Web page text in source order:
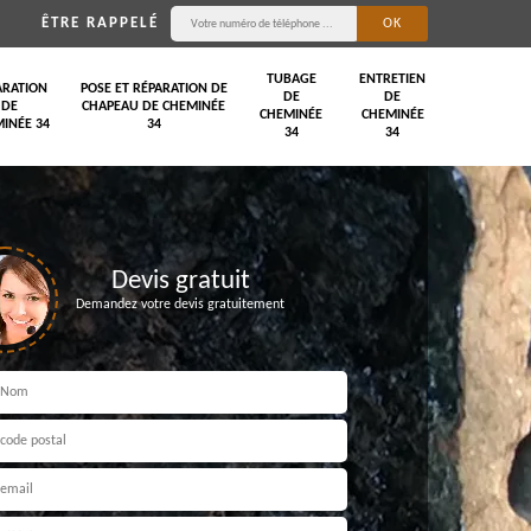
ÊTRE RAPPELÉ
DE
34
POSE ET RÉPARATION DE
CHAPEAU DE CHEMINÉE
34
TUBAGE
DE
CHEMINÉE
34
ENTRETIEN
DE
CHEMINÉE
34
Devis gratuit
Demandez votre devis gratuitement